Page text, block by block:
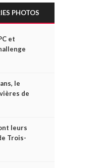
PHOTOS
et
le
de
leurs
Trois-
inspiré